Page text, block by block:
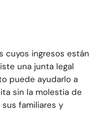
cuyos ingresos están
una junta legal
puede ayudarlo a
sin la molestia de
familiares y